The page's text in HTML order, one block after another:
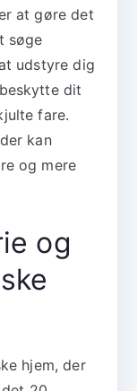
at gøre det
søge
udstyre dig
dit
fare.
kan
og mere
og
hjem, der